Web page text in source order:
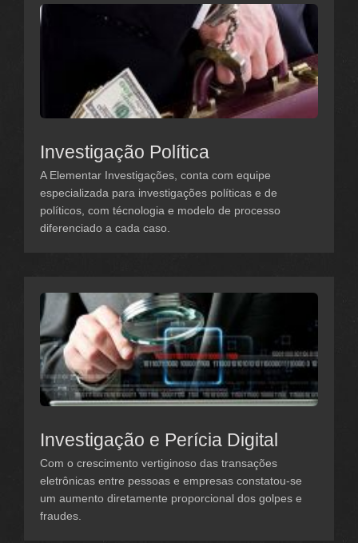
Investigação Política
A Elementar Investigações, conta com equipe
especializada para investigações políticas e de
políticos, com técnologia e modelo de processo
diferenciado a cada caso.
Investigação e Perícia Digital
Com o crescimento vertiginoso das transações
eletrônicas entre pessoas e empresas constatou-se
um aumento diretamente proporcional dos golpes e
fraudes.